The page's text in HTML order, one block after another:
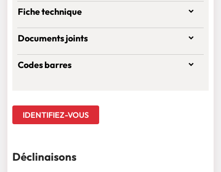
Fiche technique
Documents joints
Codes barres
IDENTIFIEZ-VOUS
Déclinaisons